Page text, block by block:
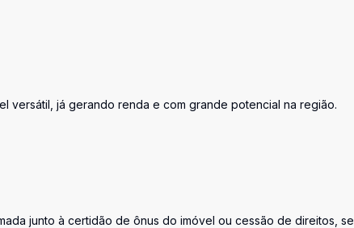
versátil, já gerando renda e com grande potencial na região.
junto à certidão de ônus do imóvel ou cessão de direitos, se